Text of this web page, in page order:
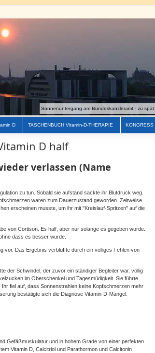
Sonnenuntergang am Bundeskanzleramt - zu
D TASCHENBUCH Vitamin-D-THERAPIE
D half
verlassen (Name
zu tun. Sobald sie aufstand sackte ihr Blutdruck weg.
waren zum Dauerzustand geworden. Zeitweise
erscheinen musste, um ihr mit "Kreislauf-Spritzen" auf die
von Cortison. Es half, aber nur solange es gegeben wurde.
dass es besser wurde.
vor. Das Ergebnis verblüffte durch ein völliges Fehlen von
der Schwindel, der zuvor ein ständiger Begleiter war, völlig
im Oberschenkel und Tagesmüdigkeit. Sie führte
fiel auf, dass Sonnenstrahlen keine Kopfschmerzen mehr
bestätigte sich die Diagnose Vitamin-D-Mangel.
Gefäßmuskulatur und in hohem Grade von einer perfekten
Vitamin D, Calcitriol und Parathormon und Calcitonin